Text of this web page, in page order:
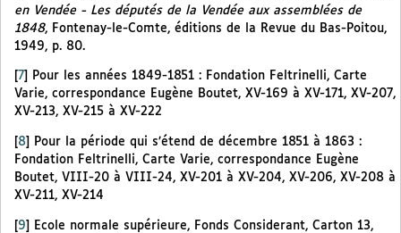
en Vendée - Les députés de la Vendée aux assemblées de
1848, Fontenay-le-Comte, éditions de la Revue du Bas-Poitou,
1949, p. 80.
7
Pour les années 1849-1851 : Fondation Feltrinelli, Carte
Varie, correspondance Eugène Boutet, XV-169 à XV-171, XV-207,
XV-213, XV-215 à XV-222
8
Pour la période qui s’étend de décembre 1851 à 1863 :
Fondation Feltrinelli, Carte Varie, correspondance Eugène
Boutet, VIII-20 à VIII-24, XV-201 à XV-204, XV-206, XV-208 à
XV-211, XV-214
[9]
Ecole normale supérieure, Fonds Considerant, Carton 13,